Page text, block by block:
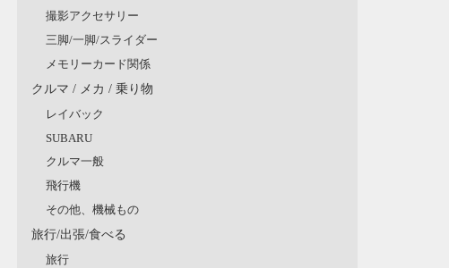
撮影アクセサリー
三脚/一脚/スライダー
メモリーカード関係
クルマ / メカ / 乗り物
レイバック
SUBARU
クルマ一般
飛行機
その他、機械もの
旅行/出張/食べる
旅行